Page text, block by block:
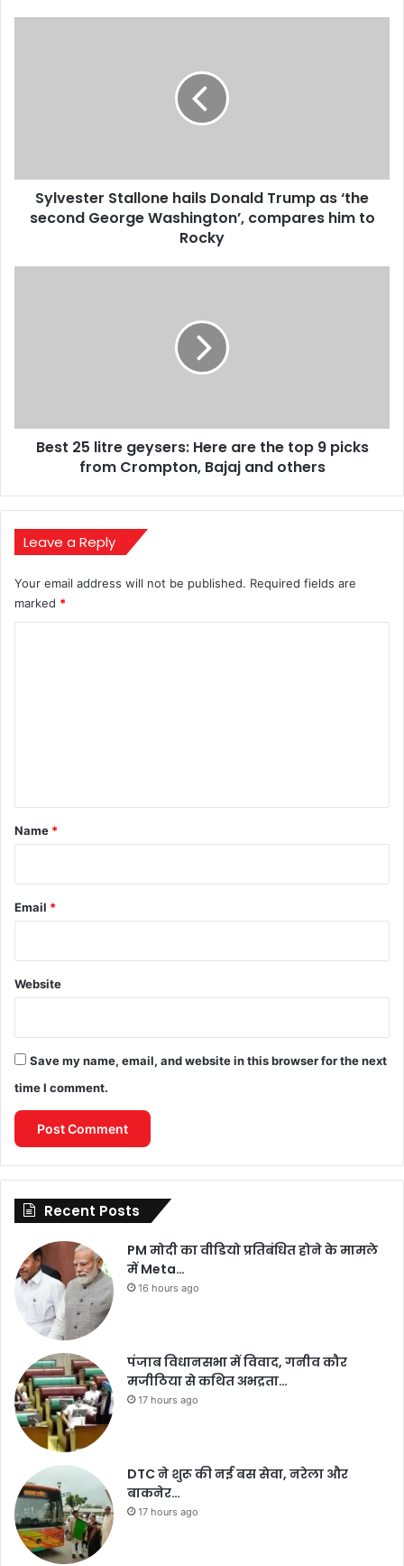
George
Washington’,
compares
Sylvester Stallone hails Donald Trump as ‘the
second George Washington’, compares him to
Rocky
9
picks
others
Best 25 litre geysers: Here are the top 9 picks
from Crompton, Bajaj and others
Leave a Reply
Your email address will not be published. Required fields are
marked *
*
Name *
Email *
Website
Save my name, email, and website in this browser for the next
time I comment.
Recent Posts
PM मोदी का वीडियो प्रतिबंधित होने के मामले
में Meta…
16 hours ago
पंजाब विधानसभा में विवाद, गनीव कौर
मजीठिया से कथित अभद्रता…
17 hours ago
DTC ने शुरू की नई बस सेवा, नरेला और
बाकनेर…
17 hours ago